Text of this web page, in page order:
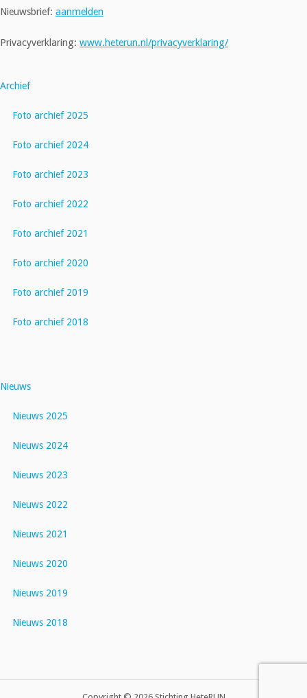
Nieuwsbrief: aanmelden
Privacyverklaring: www.heterun.nl/privacyverklaring/
Archief
Foto archief 2025
Foto archief 2024
Foto archief 2023
Foto archief 2022
Foto archief 2021
Foto archief 2020
Foto archief 2019
Foto archief 2018
Nieuws
Nieuws 2025
Nieuws 2024
Nieuws 2023
Nieuws 2022
Nieuws 2021
Nieuws 2020
Nieuws 2019
Nieuws 2018